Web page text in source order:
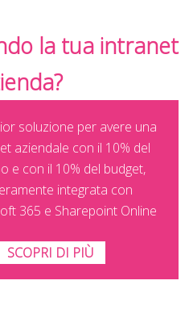
la tua intranet
soluzione per avere una
aziendale con il 10% del
e con il 10% del budget,
integrata con
365 e Sharepoint Online
SCOPRI DI PIÙ